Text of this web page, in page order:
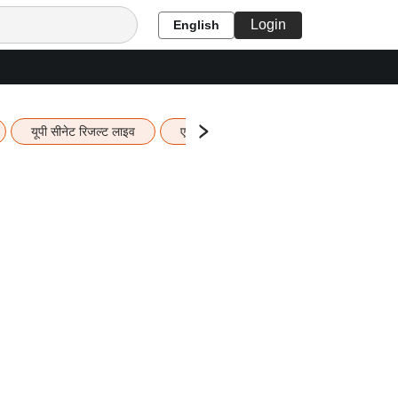
English Login
यूपी सीनेट रिजल्ट लाइव एचबीएसई 12वीं का रिजल्ट लाइव